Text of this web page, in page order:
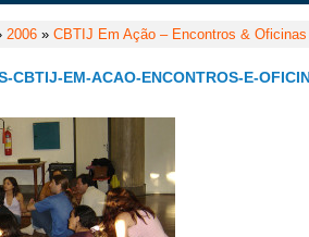
2006 » CBTIJ Em Ação – Encontros & Oficinas
CBTIJ-EM-ACAO-ENCONTROS-E-